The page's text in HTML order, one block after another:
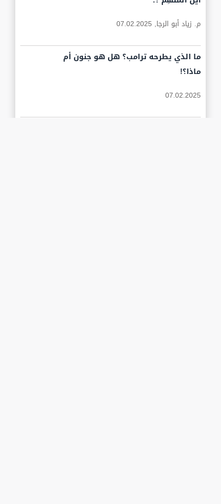
م. زياد أبو الرجا, 07.02.2025
ما الذي يطرحه ترامب؟ هل هو جنون أم
ماذا؟!
07.02.2025